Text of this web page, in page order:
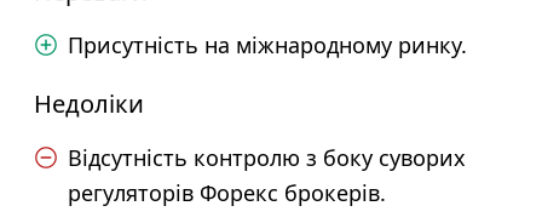
Присутність на міжнародному ринку.
Недоліки
Відсутність контролю з боку суворих
регуляторів Форекс брокерів.